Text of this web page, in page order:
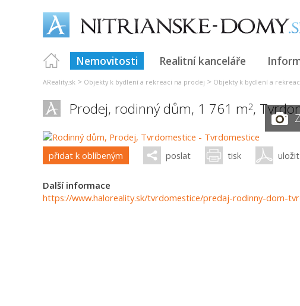
Nemovitosti Realitní kanceláře
AReality.sk > Objekty k bydlení a rekreaci na prodej > Objekty k bydlení a
Prodej, rodinný dům, 1 761 m2,
přidat k oblíbeným poslat tisk
Další informace